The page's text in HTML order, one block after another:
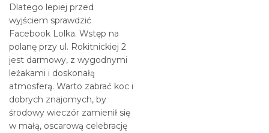
Dlatego lepiej przed
wyjściem sprawdzić
Facebook Lolka. Wstęp na
polanę przy ul. Rokitnickiej 2
jest darmowy, z wygodnymi
leżakami i doskonałą
atmosferą. Warto zabrać koc i
dobrych znajomych, by
środowy wieczór zamienił się
w małą, oscarową celebrację